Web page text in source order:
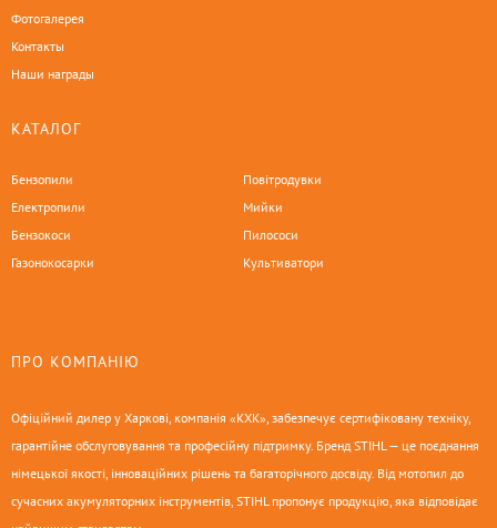
Фотогалерея
Контакты
Наши награды
КАТАЛОГ
Бензопили
Електропили
Бензокоси
Газонокосарки
Повітродувки
Мийки
Пилососи
Культиватори
ПРО КОМПАНІЮ
Офіційний дилер у Харкові, компанія «КХК», забезпечує сертифіковану техніку,
гарантійне обслуговування та професійну підтримку. Бренд STIHL — це поєднання
німецької якості, інноваційних рішень та багаторічного досвіду. Від мотопил до
сучасних акумуляторних інструментів, STIHL пропонує продукцію, яка відповідає